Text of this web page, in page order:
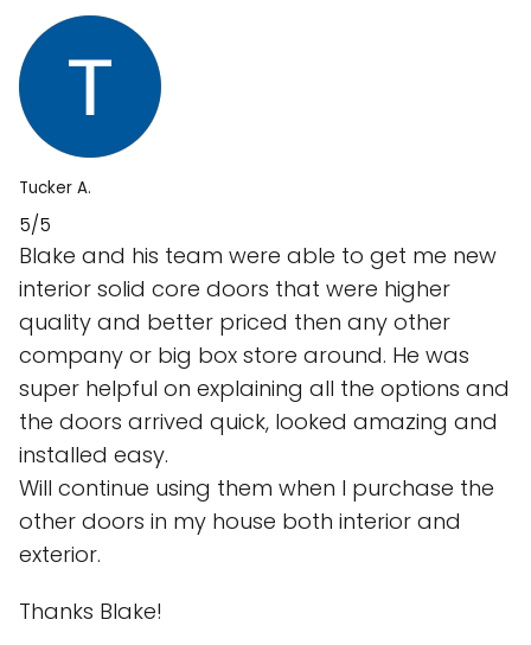
Tucker A.
5/5
Blake and his team were able to get me new
interior solid core doors that were higher
quality and better priced then any other
company or big box store around. He was
super helpful on explaining all the options and
the doors arrived quick, looked amazing and
installed easy.
Will continue using them when I purchase the
other doors in my house both interior and
exterior.
Thanks Blake!